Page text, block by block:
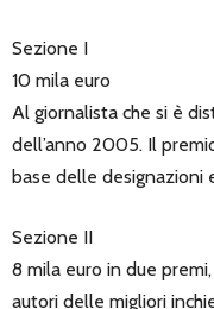
Sezione I
10 mila euro
Al giornalista che si è
dell’anno 2005. Il
base delle designazioni
Sezione II
8 mila euro in due
autori delle migliori